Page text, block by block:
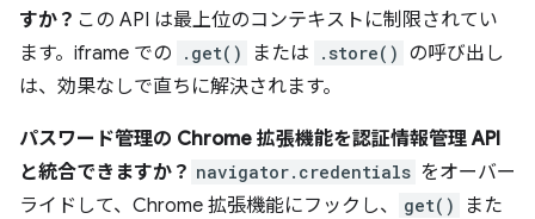
すか？ この API は最上位のコンテキストに制限されてい
ます。iframe での
.get() または .store() の呼び出し
は、効果なしで直ちに解決されます。
パスワード管理の Chrome 拡張機能を認証情報管理 API
と統合できますか？ navigator.credentials をオーバー
ライドして、Chrome 拡張機能にフックし、
get()
また